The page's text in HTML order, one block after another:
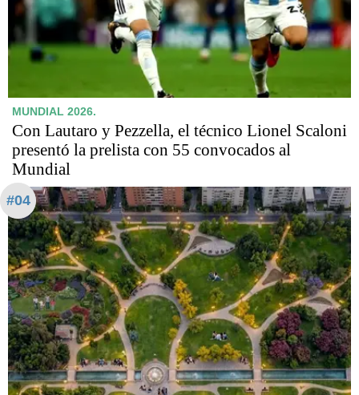
MUNDIAL 2026.
Con Lautaro y Pezzella, el técnico Lionel Scaloni
presentó la prelista con 55 convocados al
Mundial
#04